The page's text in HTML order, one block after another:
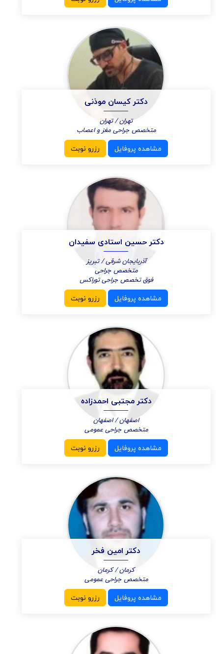
دکتر کیسان موذنی
تهران / تهران
متخصص جراحی مغز و اعصاب
مشاهده پروفایل رزرو نوبت
دکتر حسین استادی سفیدان
آذربایجان شرقی / تبریز
متخصص جراحی
فوق تخصص جراحی توراکس
مشاهده پروفایل رزرو نوبت
دکتر مجتبی احمدزاده
اصفهان / اصفهان
متخصص جراحی عمومی
مشاهده پروفایل رزرو نوبت
دکتر امین فخر
کرمان / کرمان
متخصص جراحی عمومی
مشاهده پروفایل رزرو نوبت